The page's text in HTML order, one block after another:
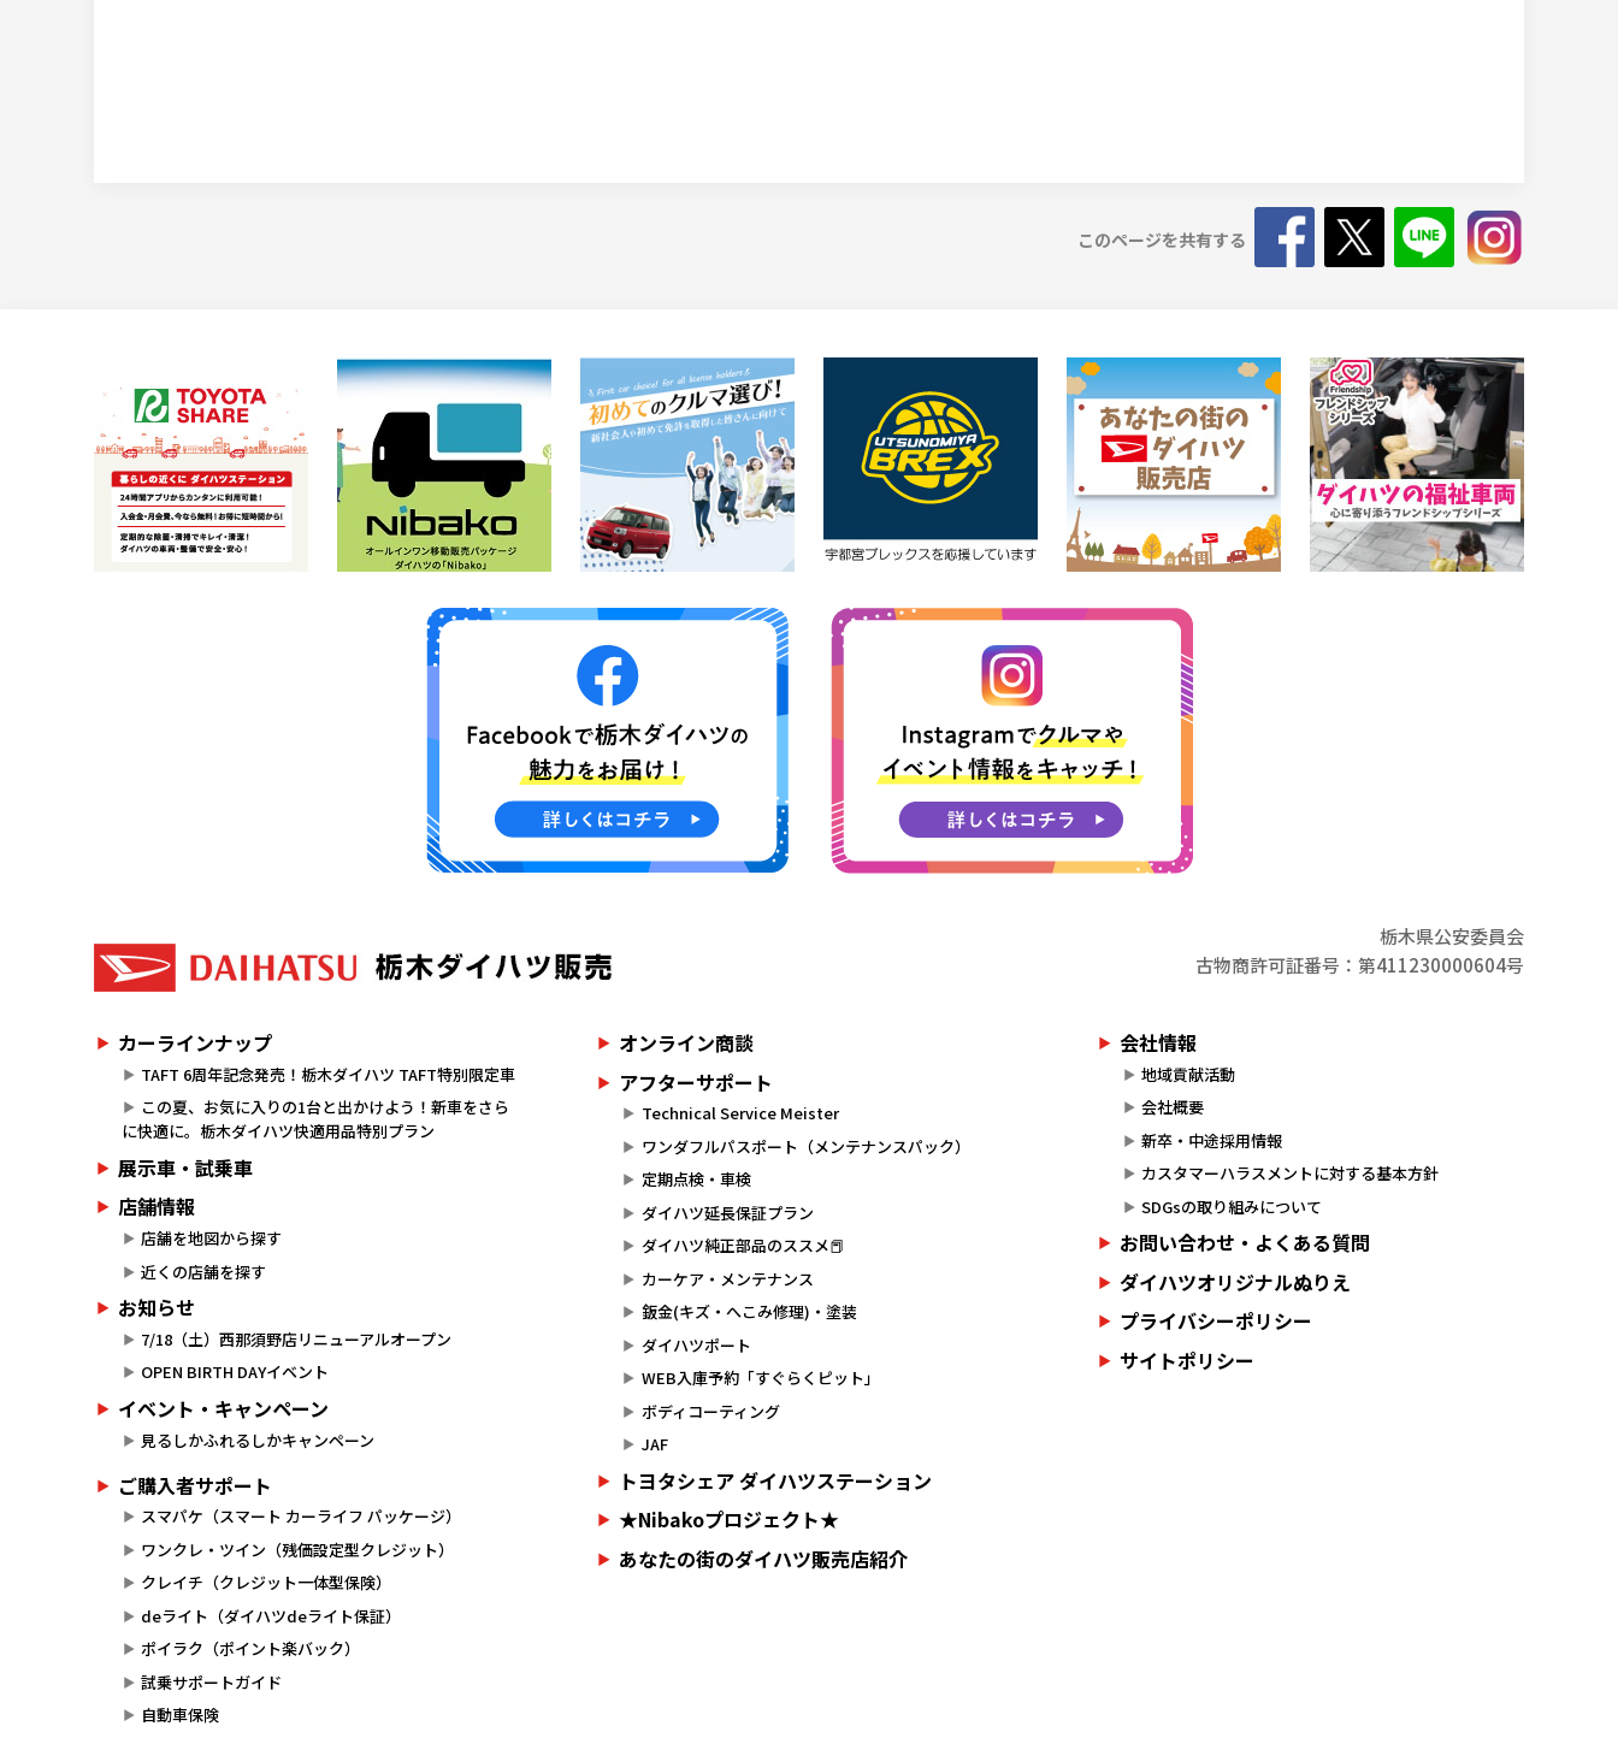
このページを共有する
栃木県公安委員会
古物商許可証番号：第411230000604号
カーラインナップ
TAFT 6周年記念発売！栃木ダイハツ TAFT特別限定車
この夏、お気に入りの1台と出かけよう！新車をさら
に快適に。栃木ダイハツ快適用品特別プラン
展示車・試乗車
店舗情報
店舗を地図から探す
近くの店舗を探す
お知らせ
7/18（土）西那須野店リニューアルオープン
OPEN BIRTH DAYイベント
イベント・キャンペーン
見るしかふれるしかキャンペーン
ご購入者サポート
スマパケ（スマート カーライフ パッケージ）
ワンクレ・ツイン（残価設定型クレジット）
クレイチ（クレジット一体型保険）
deライト（ダイハツdeライト保証）
ポイラク（ポイント楽バック）
試乗サポートガイド
自動車保険
オンライン商談
アフターサポート
Technical Service Meister
ワンダフルパスポート（メンテナンスパック）
定期点検・車検
ダイハツ延長保証プラン
ダイハツ純正部品のススメ📕
カーケア・メンテナンス
鈑金(キズ・へこみ修理)・塗装
ダイハツポート
WEB入庫予約「すぐらくピット」
ボディコーティング
JAF
トヨタシェア ダイハツステーション
★Nibakoプロジェクト★
あなたの街のダイハツ販売店紹介
会社情報
地域貢献活動
会社概要
新卒・中途採用情報
カスタマーハラスメントに対する基本方針
SDGsの取り組みについて
お問い合わせ・よくある質問
ダイハツオリジナルぬりえ
プライバシーポリシー
サイトポリシー